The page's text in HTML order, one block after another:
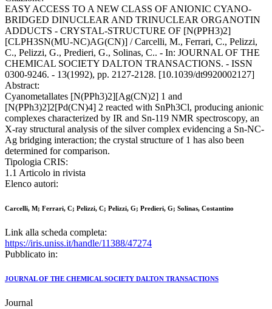
EASY ACCESS TO A NEW CLASS OF ANIONIC CYANO-
BRIDGED DINUCLEAR AND TRINUCLEAR ORGANOTIN
ADDUCTS - CRYSTAL-STRUCTURE OF [N(PPH3)2]
[CLPH3SN(MU-NC)AG(CN)] / Carcelli, M., Ferrari, C., Pelizzi,
C., Pelizzi, G., Predieri, G., Solinas, C.. - In: JOURNAL OF THE
CHEMICAL SOCIETY DALTON TRANSACTIONS. - ISSN
0300-9246. - 13(1992), pp. 2127-2128. [10.1039/dt9920002127]
Abstract:
Cyanometallates [N(PPh3)2][Ag(CN)2] 1 and
[N(PPh3)2]2[Pd(CN)4] 2 reacted with SnPh3Cl, producing anionic
complexes characterized by IR and Sn-119 NMR spectroscopy, an
X-ray structural analysis of the silver complex evidencing a Sn-NC-
Ag bridging interaction; the crystal structure of 1 has also been
determined for comparison.
Tipologia CRIS:
1.1 Articolo in rivista
Elenco autori:
Carcelli, M; Ferrari, C; Pelizzi, C; Pelizzi, G; Predieri, G; Solinas, Costantino
Link alla scheda completa:
https://iris.uniss.it/handle/11388/47274
Pubblicato in:
JOURNAL OF THE CHEMICAL SOCIETY DALTON TRANSACTIONS
Journal